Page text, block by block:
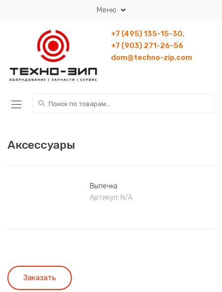
Меню
+7 (495) 135-15-30,
+7 (903) 271-26-56
dom@techno-zip.com
Искать:
Аксессуары
Выпечка
Артикул: N/A
Заказать